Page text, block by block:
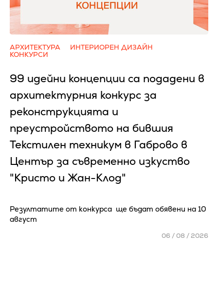
АРХИТЕКТУРА
ИНТЕРИОРЕН ДИЗАЙН
КОНКУРСИ
99 идейни концепции са подадени в
архитектурния конкурс за
реконструкцията и
преустройството на бившия
Текстилен техникум в Габрово в
Център за съвременно изкуство
"Кристо и Жан-Клод"
Резултатите от конкурса ще бъдат обявени на 10
август
06 / 08 / 2026